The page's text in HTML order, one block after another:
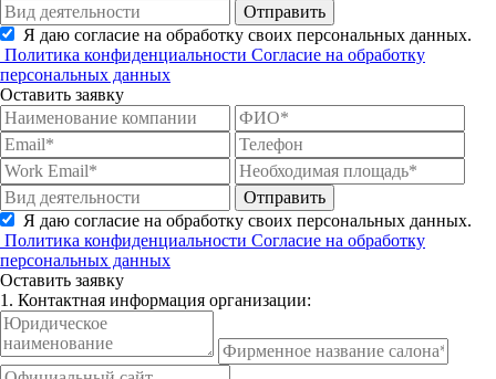
Отправить
Я даю согласие на обработку своих персональных данных.
Политика конфиденциальности Согласие на обработку
персональных данных
Оставить заявку
Отправить
Я даю согласие на обработку своих персональных данных.
Политика конфиденциальности Согласие на обработку
персональных данных
Оставить заявку
1. Контактная информация организации: